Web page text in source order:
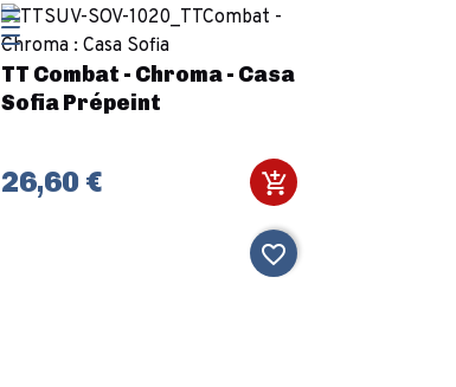
TT Combat - Chroma - Casa
Sofia Prépeint
26,60 €
favorite_border